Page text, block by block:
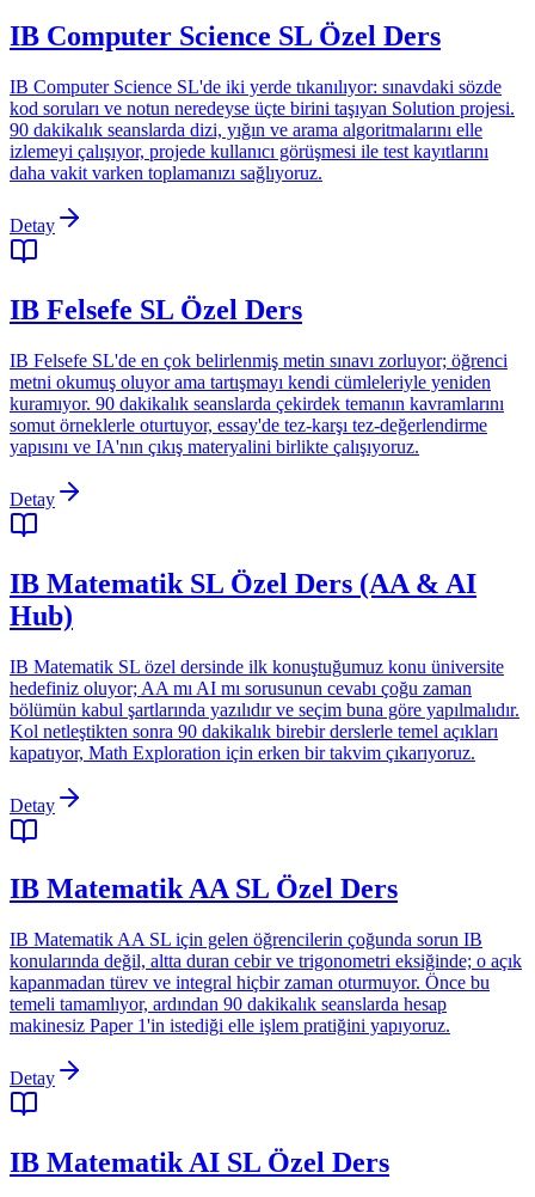
IB Computer Science SL Özel Ders
IB Computer Science SL'de iki yerde tıkanılıyor: sınavdaki sözde
kod soruları ve notun neredeyse üçte birini taşıyan Solution projesi.
90 dakikalık seanslarda dizi, yığın ve arama algoritmalarını elle
izlemeyi çalışıyor, projede kullanıcı görüşmesi ile test kayıtlarını
daha vakit varken toplamanızı sağlıyoruz.
Detay
IB Felsefe SL Özel Ders
IB Felsefe SL'de en çok belirlenmiş metin sınavı zorluyor; öğrenci
metni okumuş oluyor ama tartışmayı kendi cümleleriyle yeniden
kuramıyor. 90 dakikalık seanslarda çekirdek temanın kavramlarını
somut örneklerle oturtuyor, essay'de tez-karşı tez-değerlendirme
yapısını ve IA'nın çıkış materyalini birlikte çalışıyoruz.
Detay
IB Matematik SL Özel Ders (AA & AI
Hub)
IB Matematik SL özel dersinde ilk konuştuğumuz konu üniversite
hedefiniz oluyor; AA mı AI mı sorusunun cevabı çoğu zaman
bölümün kabul şartlarında yazılıdır ve seçim buna göre yapılmalıdır.
Kol netleştikten sonra 90 dakikalık birebir derslerle temel açıkları
kapatıyor, Math Exploration için erken bir takvim çıkarıyoruz.
Detay
IB Matematik AA SL Özel Ders
IB Matematik AA SL için gelen öğrencilerin çoğunda sorun IB
konularında değil, altta duran cebir ve trigonometri eksiğinde; o açık
kapanmadan türev ve integral hiçbir zaman oturmuyor. Önce bu
temeli tamamlıyor, ardından 90 dakikalık seanslarda hesap
makinesiz Paper 1'in istediği elle işlem pratiğini yapıyoruz.
Detay
IB Matematik AI SL Özel Ders